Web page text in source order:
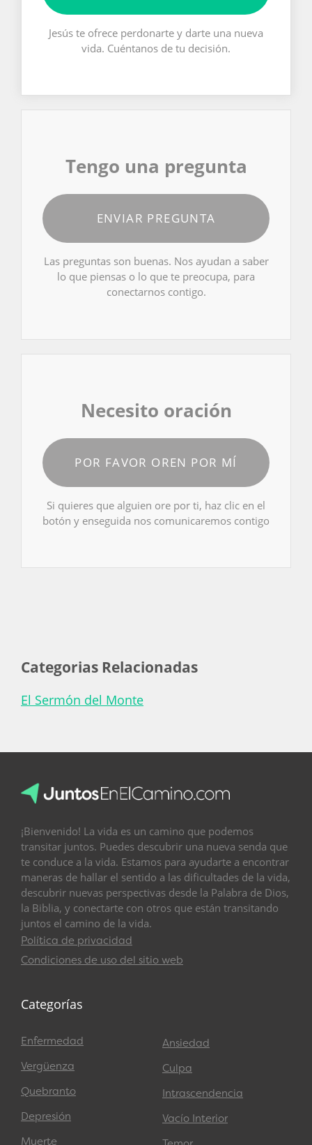
Jesús te ofrece perdonarte y darte una nueva
vida. Cuéntanos de tu decisión.
Tengo una pregunta
ENVIAR PREGUNTA
Las preguntas son buenas. Nos ayudan a saber
lo que piensas o lo que te preocupa, para
conectarnos contigo.
Necesito oración
POR FAVOR OREN POR MÍ
Si quieres que alguien ore por ti, haz clic en el
botón y enseguida nos comunicaremos contigo
Categorias Relacionadas
El Sermón del Monte
¡Bienvenido! La vida es un camino que podemos
transitar juntos. Puedes descubrir una nueva senda que
te conduce a la vida. Estamos para ayudarte a encontrar
maneras de hallar el sentido a las dificultades de la vida,
descubrir nuevas perspectivas desde la Palabra de Dios,
la Biblia, y conectarte con otros que están transitando
juntos el camino de la vida.
Política de privacidad
Condiciones de uso del sitio web
Categorías
Enfermedad
Vergüenza
Quebranto
Depresión
Muerte
Ansiedad
Culpa
Intrascendencia
Vacío Interior